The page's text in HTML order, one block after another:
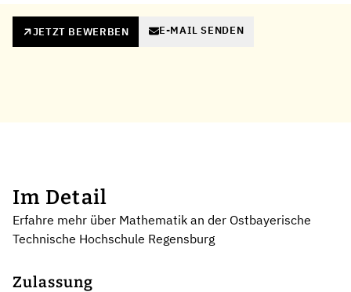
JETZT BEWERBEN E-MAIL SENDEN
Im Detail
Erfahre mehr über Mathematik an der Ostbayerische
Technische Hochschule Regensburg
Zulassung